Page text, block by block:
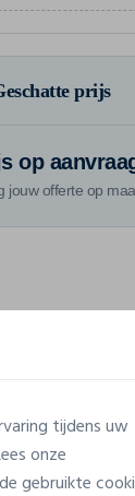
prijs
op
jouw offerte op
tijdens uw
onze
gebruikte